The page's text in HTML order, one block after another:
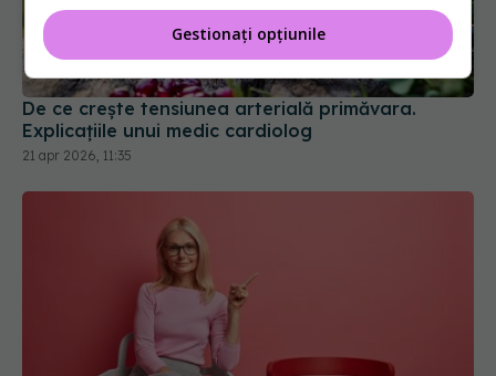
De ce crește tensiunea arterială primăvara.
Explicațiile unui medic cardiolog
21 apr 2026, 11:35
Gestionați opțiunile